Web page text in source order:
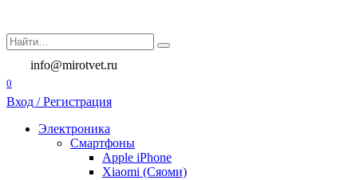
содержанию
Search
for:
info@mirotvet.ru
0
Вход / Регистрация
Электроника
Смартфоны
Apple iPhone
Xiaomi (Сяоми)